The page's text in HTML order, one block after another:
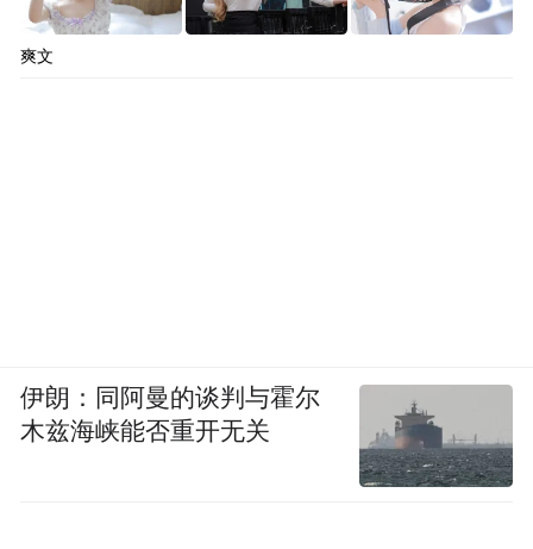
爽文
伊朗：同阿曼的谈判与霍尔
木兹海峡能否重开无关